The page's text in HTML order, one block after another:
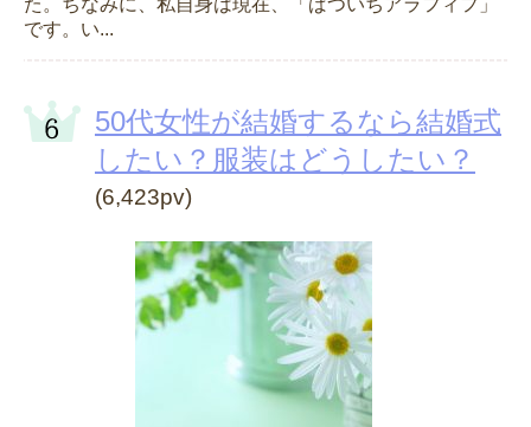
た。ちなみに、私自身は現在、「ばついちアラフィフ」
です。い...
50代女性が結婚するなら結婚式
したい？服装はどうしたい？
(6,423pv)